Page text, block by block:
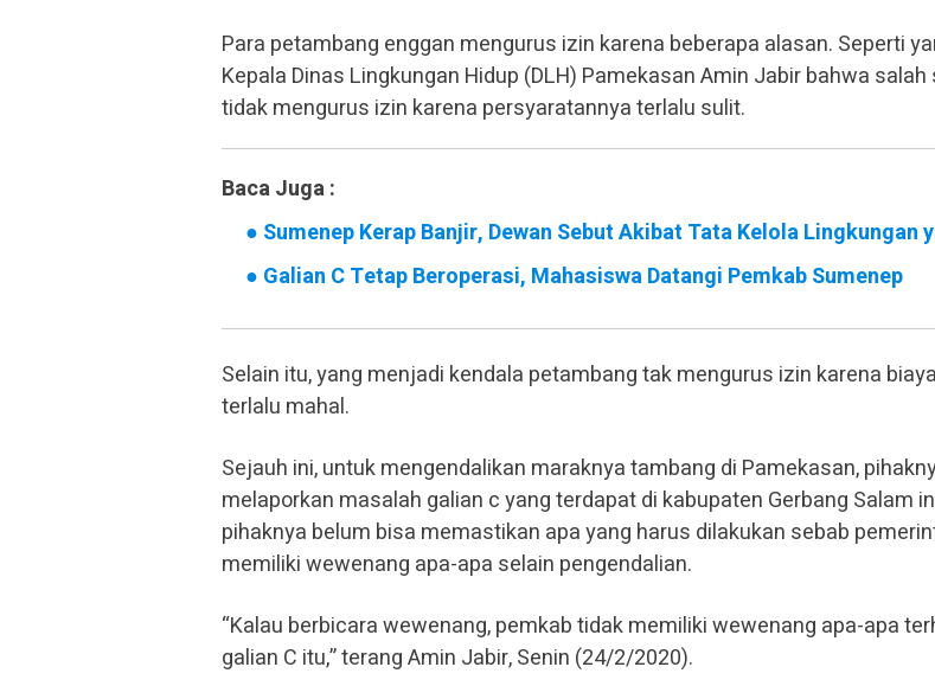
Para petambang enggan mengurus izin karena beberapa alasan. Seperti
Kepala Dinas Lingkungan Hidup (DLH) Pamekasan Amin Jabir bahwa
tidak mengurus izin karena persyaratannya terlalu sulit.
Baca Juga :
● Sumenep Kerap Banjir, Dewan Sebut Akibat Tata Kelola Lingkungan
● Galian C Tetap Beroperasi, Mahasiswa Datangi Pemkab Sumenep
Selain itu, yang menjadi kendala petambang tak mengurus izin karena
terlalu mahal.
Sejauh ini, untuk mengendalikan maraknya tambang di Pamekasan,
melaporkan masalah galian c yang terdapat di kabupaten Gerbang Salam
pihaknya belum bisa memastikan apa yang harus dilakukan sebab
memiliki wewenang apa-apa selain pengendalian.
“Kalau berbicara wewenang, pemkab tidak memiliki wewenang apa-apa
galian C itu,” terang Amin Jabir, Senin (24/2/2020).